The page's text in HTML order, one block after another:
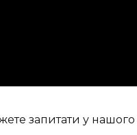
запитати у нашого